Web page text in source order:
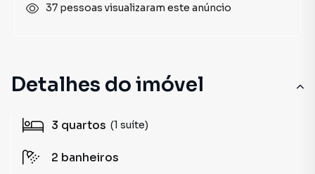
Detalhes do imóvel
3 quartos (1 suíte)
2 banheiros
37 pessoas visualizaram este anúncio